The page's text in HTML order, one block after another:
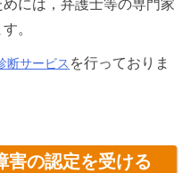
には，弁護士等の専門家
。
断サービス を行っておりま
害の認定を受ける